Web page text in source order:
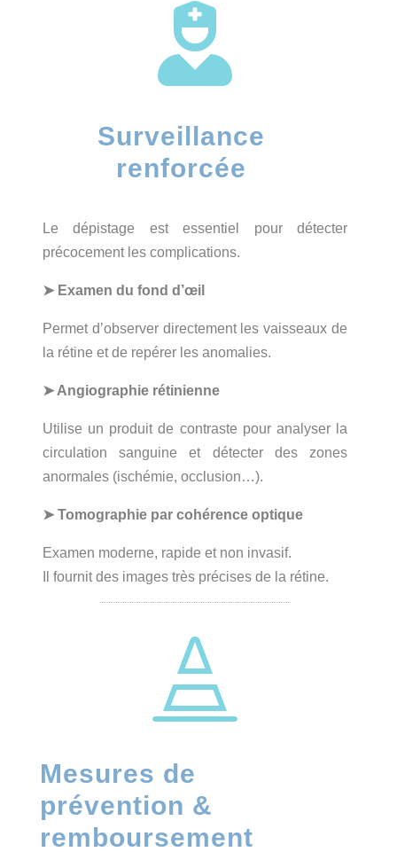

Surveillance
renforcée
Le dépistage est essentiel pour détecter
précocement les complications.
➤Examen du fond d ’œil
Permet d’observer directement les vaisseaux de
la rétine et de repérer les anomalies.
➤Angiographie rétinienne
Utilise un produit de contraste pour analyser la
circulation sanguine et détecter des zones
anormales (ischémie, occlusion…).
➤Tomographie par cohérence optique
Examen moderne, rapide et non invasif.
Il fournit des images très précises de la rétine.

Mesures de
prévention &
remboursement